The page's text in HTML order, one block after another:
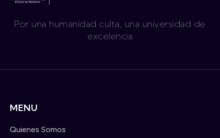
Por una humanidad culta, una universidad de
excelencia
MENU
Quienes Somos